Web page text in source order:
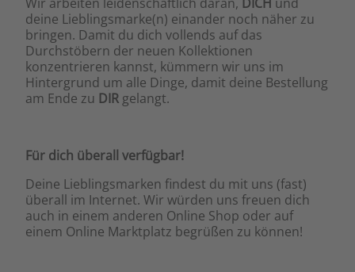
deine Lieblingsmarke(n) einander noch näher zu
bringen. Damit du dich vollends auf das
Durchstöbern der neuen Kollektionen
konzentrieren kannst, kümmern wir uns im
Hintergrund um alle Dinge, damit deine Bestellung
am Ende zu DIR gelangt.
Für dich überall verfügbar!
Deine Lieblingsmarken findest du mit uns (fast)
überall im Internet. Wir würden uns freuen dich
auch in einem anderen Online Shop oder auf
einem Online Marktplatz begrüßen zu können!